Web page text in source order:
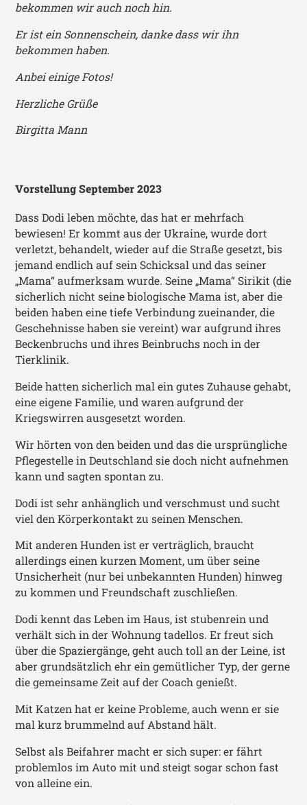
bekommen wir auch noch hin.
Er ist ein Sonnenschein, danke dass wir ihn
bekommen haben.
Anbei einige Fotos!
Herzliche Grüße
Birgitta Mann
Vorstellung September 2023
Dass Dodi leben möchte, das hat er mehrfach
bewiesen! Er kommt aus der Ukraine, wurde dort
verletzt, behandelt, wieder auf die Straße gesetzt, bis
jemand endlich auf sein Schicksal und das seiner
„Mama“ aufmerksam wurde. Seine „Mama“ Sirikit (die
sicherlich nicht seine biologische Mama ist, aber die
beiden haben eine tiefe Verbindung zueinander, die
Geschehnisse haben sie vereint) war aufgrund ihres
Beckenbruchs und ihres Beinbruchs noch in der
Tierklinik.
Beide hatten sicherlich mal ein gutes Zuhause gehabt,
eine eigene Familie, und waren aufgrund der
Kriegswirren ausgesetzt worden.
Wir hörten von den beiden und das die ursprüngliche
Pflegestelle in Deutschland sie doch nicht aufnehmen
kann und sagten spontan zu.
Dodi ist sehr anhänglich und verschmust und sucht
viel den Körperkontakt zu seinen Menschen.
Mit anderen Hunden ist er verträglich, braucht
allerdings einen kurzen Moment, um über seine
Unsicherheit (nur bei unbekannten Hunden) hinweg
zu kommen und Freundschaft zuschließen.
Dodi kennt das Leben im Haus, ist stubenrein und
verhält sich in der Wohnung tadellos. Er freut sich
über die Spaziergänge, geht auch toll an der Leine, ist
aber grundsätzlich ehr ein gemütlicher Typ, der gerne
die gemeinsame Zeit auf der Coach genießt.
Mit Katzen hat er keine Probleme, auch wenn er sie
mal kurz brummelnd auf Abstand hält.
Selbst als Beifahrer macht er sich super: er fährt
problemlos im Auto mit und steigt sogar schon fast
von alleine ein.